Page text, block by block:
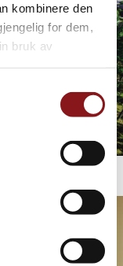
kombinere den
for dem,
bruk av
2027